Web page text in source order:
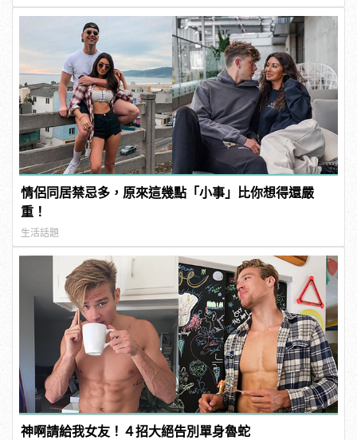
情侶同居禁忌多，原來這幾點「小事」比你想得還嚴
重！
生活話題
神啊請給我女友！４招大絕告別單身魯蛇